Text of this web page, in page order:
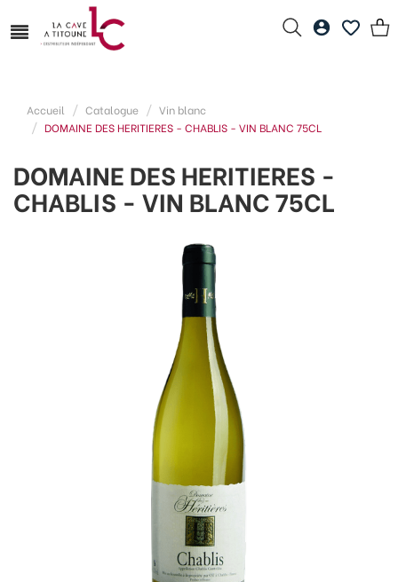
Accueil Catalogue
Vin blanc
DOMAINE DES HERITIERES - CHABLIS - VIN BLANC 75CL
DOMAINE DES HERITIERES -
CHABLIS - VIN BLANC 75CL